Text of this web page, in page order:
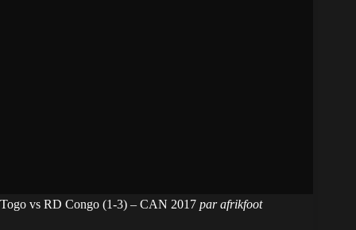
Togo vs RD Congo (1-3) – CAN 2017 parafrikfoot